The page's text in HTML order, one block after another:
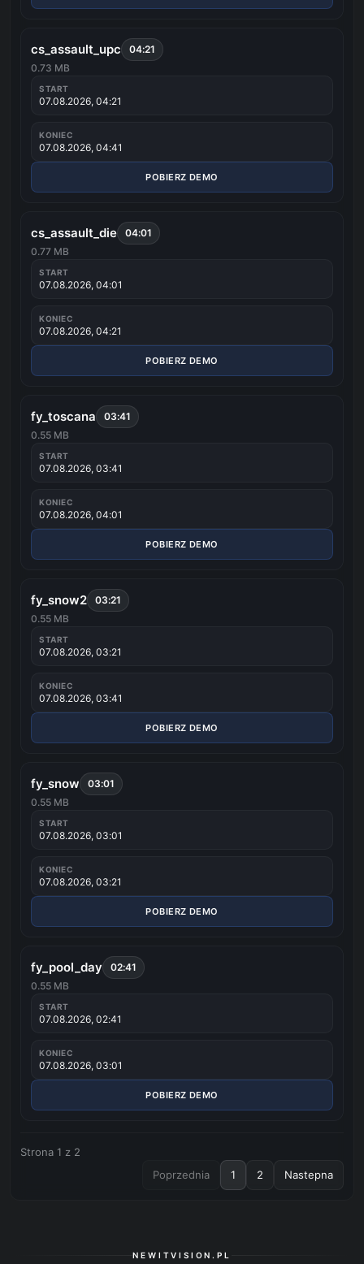
cs_assault_upc
04:21
0.73 MB
START
07.08.2026, 04:21
KONIEC
07.08.2026, 04:41
POBIERZ DEMO
cs_assault_die
04:01
0.77 MB
START
07.08.2026, 04:01
KONIEC
07.08.2026, 04:21
POBIERZ DEMO
fy_toscana
03:41
0.55 MB
START
07.08.2026, 03:41
KONIEC
07.08.2026, 04:01
POBIERZ DEMO
fy_snow2
03:21
0.55 MB
START
07.08.2026, 03:21
KONIEC
07.08.2026, 03:41
POBIERZ DEMO
fy_snow
03:01
0.55 MB
START
07.08.2026, 03:01
KONIEC
07.08.2026, 03:21
POBIERZ DEMO
fy_pool_day
02:41
0.55 MB
START
07.08.2026, 02:41
KONIEC
07.08.2026, 03:01
POBIERZ DEMO
Strona 1 z 2
Poprzednia
1 2 Nastepna
NEWITVISION.PL